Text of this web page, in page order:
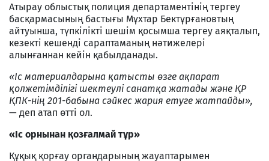
Атырау облыстық полиция департаментінің тергеу
басқармасының бастығы Мұхтар Бектұрғановтың
айтуынша, түпкілікті шешім қосымша тергеу аяқталып,
кезекті кешенді сараптаманың нәтижелері
алынғаннан кейін қабылданады.
«Іс материалдарына қатысты өзге ақпарат
қолжетімділігі шектеулі санатқа жатады және ҚР
ҚПК-нің 201-бабына сәйкес жария етуге жатпайды»,
— деп атап өтті ол.
«Іс орнынан қозғалмай тұр»
Құқық қорғау органдарының жауаптарымен